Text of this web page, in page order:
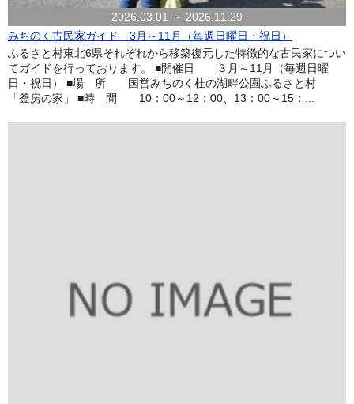
2026.03.01 ～ 2026.11.29
みちのく古民家ガイド 3月～11月（毎週日曜日・祝日）
ふるさと村東北6県それぞれから移築復元した特徴的な古民家につい
てガイドを行っております。 ■開催日 ３月～11月（毎週日曜
日・祝日） ■場 所 国営みちのく杜の湖畔公園ふるさと村
「釜房の家」 ■時 間 10：00～12：00、13：00～15：...